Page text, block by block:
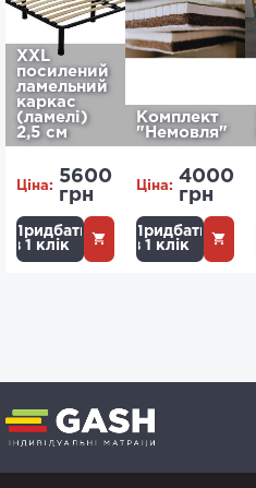
XXL
посилений
ламельний
каркас
(ламелі)
2,5 см
Ціна:
5600
грн
Придбати
в 1 клік
Комплект
"Немовля"
Ціна:
4000
грн
Придбати
в 1 клік